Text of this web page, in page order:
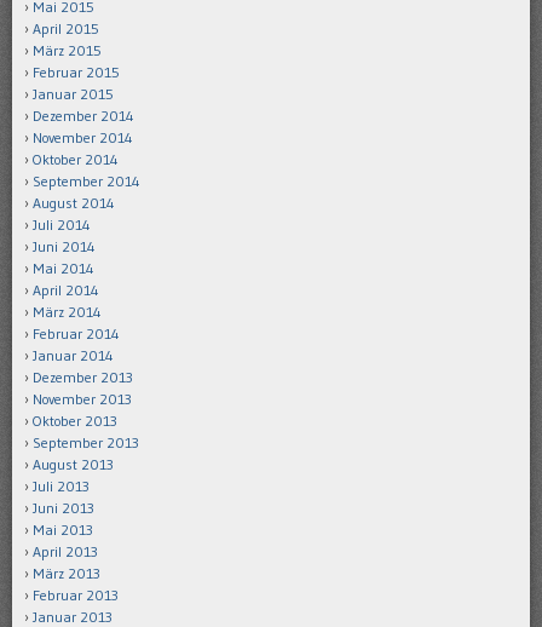
Mai 2015
April 2015
März 2015
Februar 2015
Januar 2015
Dezember 2014
November 2014
Oktober 2014
September 2014
August 2014
Juli 2014
Juni 2014
Mai 2014
April 2014
März 2014
Februar 2014
Januar 2014
Dezember 2013
November 2013
Oktober 2013
September 2013
August 2013
Juli 2013
Juni 2013
Mai 2013
April 2013
März 2013
Februar 2013
Januar 2013